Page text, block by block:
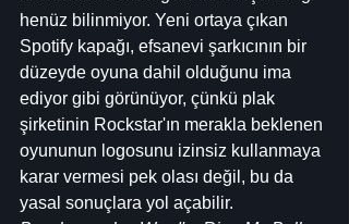
henüz bilinmiyor. Yeni ortaya çıkan
Spotify kapağı, efsanevi şarkıcının bir
düzeyde oyuna dahil olduğunu ima
ediyor gibi görünüyor, çünkü plak
şirketinin Rockstar'ın merakla beklenen
oyununun logosunu izinsiz kullanmaya
karar vermesi pek olası değil, bu da
yasal sonuçlara yol açabilir.